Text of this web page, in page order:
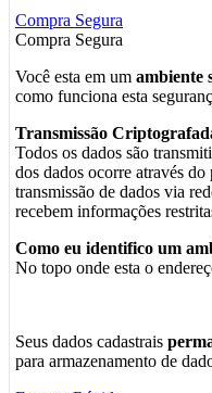
Compra Segura
Compra Segura
Você esta em um ambiente
como funciona esta
Transmissão
Todos os dados são
dos dados ocorre através
transmissão de dados via
recebem informações
Como eu identifico um
No topo onde esta o
Seus dados cadastrais
para armazenamento de